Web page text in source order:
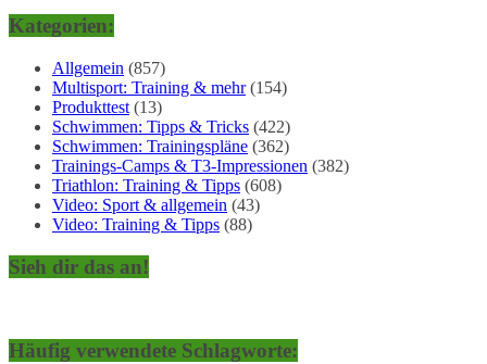
Kategorien:
Allgemein (857)
Multisport: Training & mehr(154)
Produkttest (13)
Schwimmen: Tipps & Tricks (422)
Schwimmen: Trainingspläne (362)
Trainings-Camps & T3-Impressionen (382)
Triathlon: Training & Tipps (608)
Video: Sport & allgemein (43)
Video: Training & Tipps (88)
Sieh dir das an!
Häufig verwendete Schlagworte: